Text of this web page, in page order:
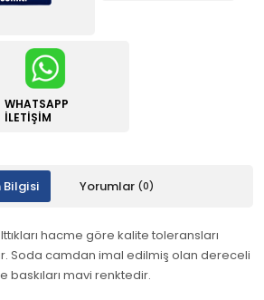
WHATSAPP
İLETIŞIM
Bilgisi Yorumlar (0)
hacme göre kalite toleransları
Soda camdan imal edilmiş olan dereceli
mavi renktedir.